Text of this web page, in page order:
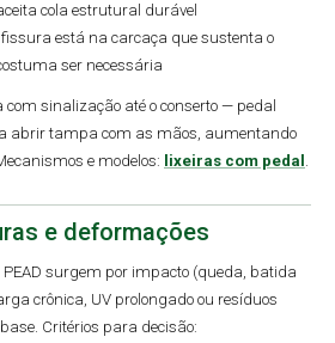
cola estrutural durável
está na carcaça que sustenta o
ser necessária
com sinalização até o conserto — pedal
abrir tampa com as mãos, aumentando
e modelos: lixeiras com pedal .
e deformações
PEAD surgem por impacto (queda, batida
crônica, UV prolongado ou resíduos
Critérios para decisão: